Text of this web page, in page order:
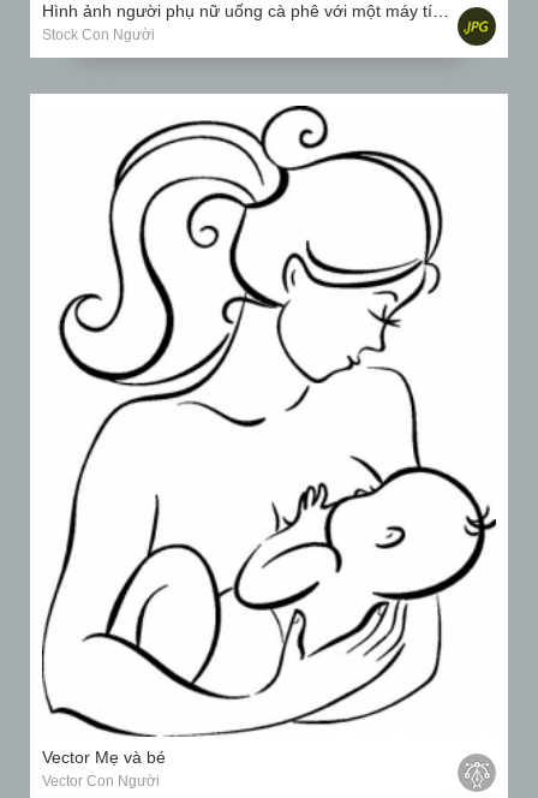
Stock Con Người
Vector Mẹ và bé
Vector Con Người